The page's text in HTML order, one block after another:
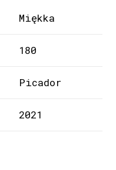
Miękka
180
Picador
2021